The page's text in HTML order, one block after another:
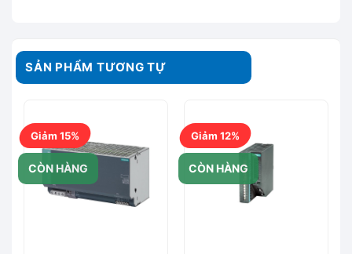
SẢN PHẨM TƯƠNG TỰ
Giảm 15%
CÒN HÀNG
Giảm 12%
CÒN HÀNG